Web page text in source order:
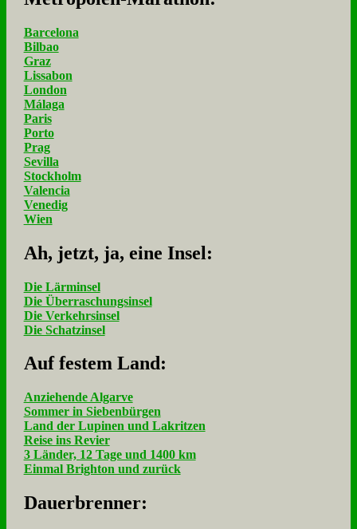
Barcelona
Bilbao
Graz
Lissabon
London
Málaga
Paris
Porto
Prag
Sevilla
Stockholm
Valencia
Venedig
Wien
Ah, jetzt, ja, ei­ne In­sel:
Die Lärminsel
Die Überraschungsinsel
Die Verkehrsinsel
Die Schatzinsel
Auf fe­stem Land:
Anziehende Algarve
Sommer in Siebenbürgen
Land der Lupinen und Lakritzen
Reise ins Revier
3 Länder, 12 Tage und 1400 km
Einmal Brighton und zurück
Dau­er­bren­ner: